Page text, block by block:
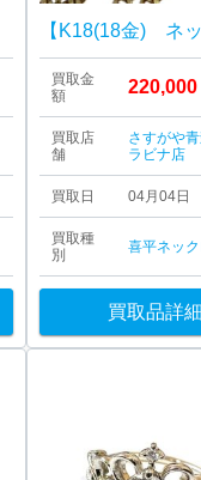
買取金
額
220,000
買取店
舗
さすがや
ラビナ店
買取日 04月04日
買取種
別
買取品詳細